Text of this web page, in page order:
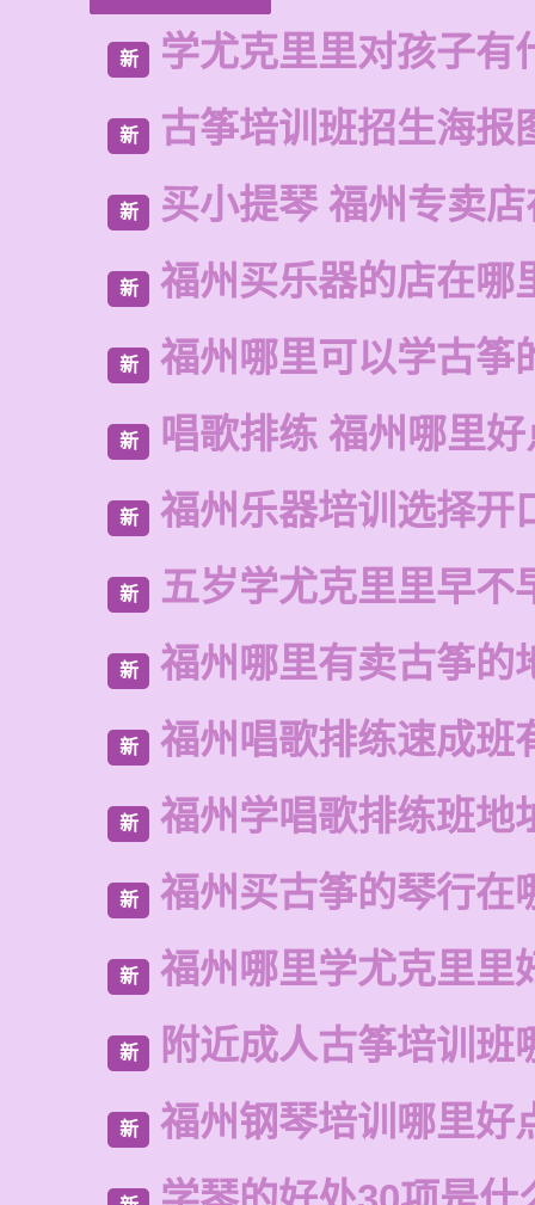
新 学尤克里里对孩子有
新 古筝培训班招生海报
新 买小提琴 福州专卖
新 福州买乐器的店在哪
新 福州哪里可以学古筝
新 唱歌排练 福州哪里
新 福州乐器培训选择开
新 五岁学尤克里里早不
新 福州哪里有卖古筝的
新 福州唱歌排练速成班
新 福州学唱歌排练班地
新 福州买古筝的琴行在
新 福州哪里学尤克里里
新 附近成人古筝培训班
新 福州钢琴培训哪里好